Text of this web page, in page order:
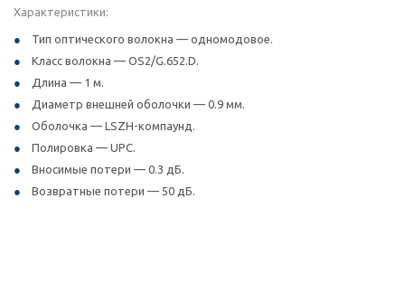
Характеристики:
Тип оптического волокна — одномодовое.
Класс волокна — OS2/G.652.D.
Длина — 1 м.
Диаметр внешней оболочки — 0.9 мм.
Оболочка — LSZH-компаунд.
Полировка — UPC.
Вносимые потери — 0.3 дБ.
Возвратные потери — 50 дБ.